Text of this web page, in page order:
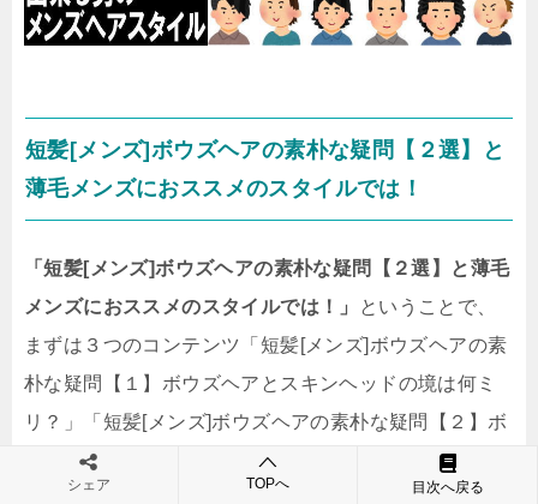
短髪[メンズ]ボウズヘアの素朴な疑問【２選】と
薄毛メンズにおススメのスタイルでは！
「短髪[メンズ]ボウズヘアの素朴な疑問【２選】と薄毛
メンズにおススメのスタイルでは！」
ということで、
まずは３つのコンテンツ「短髪[メンズ]ボウズヘアの素
朴な疑問【１】ボウズヘアとスキンヘッドの境は何ミ
リ？」「短髪[メンズ]ボウズヘアの素朴な疑問【２】ボ
ウズヘアと坊主頭とバズカットの違いは何？」「短髪
[メンズ]ボウズヘア｜薄毛メンズには[ボウズ×カラー]が
シェア TOPへ 目次へ戻る